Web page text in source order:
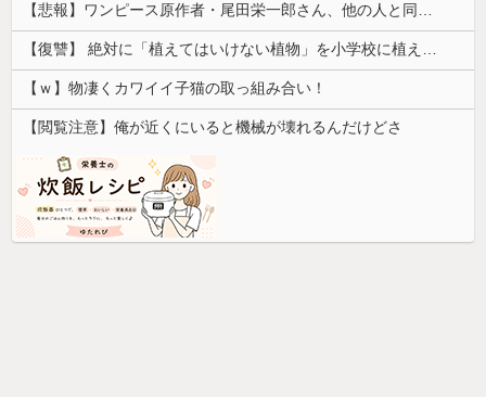
【悲報】ワンピース原作者・尾田栄一郎さん、他の人と同じ「漫画家」という肩書きに不満
【復讐】 絶対に「植えてはいけない植物」を小学校に植えた→20年経って見に行くと…「！？」衝撃の光景が・・・
【ｗ】物凄くカワイイ子猫の取っ組み合い！
【閲覧注意】俺が近くにいると機械が壊れるんだけどさ